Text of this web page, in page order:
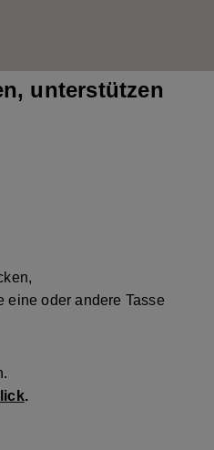
unterstützen
eine oder andere Tasse
.